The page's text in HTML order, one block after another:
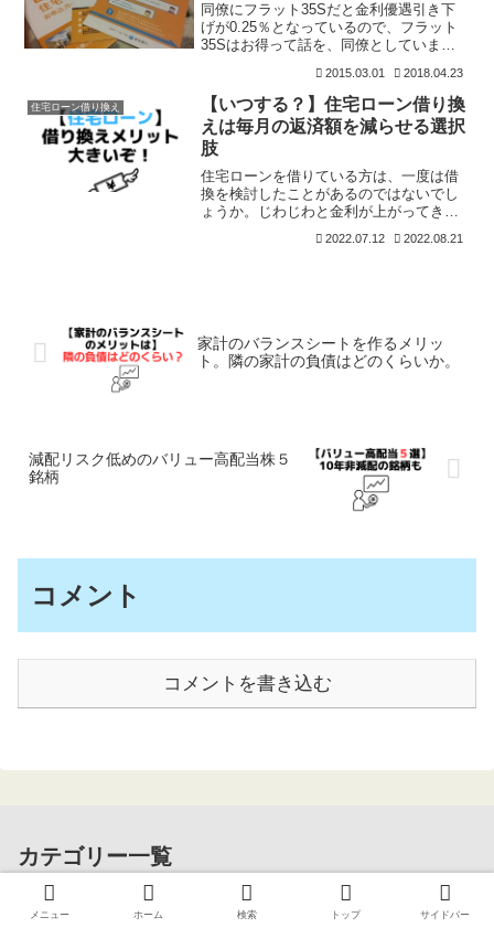
同僚にフラット35Sだと金利優遇引き下
げが0.25％となっているので、フラット
35Sはお得って話を、同僚としていまし
きるのかな？」って聞かれたので、ちょ
っと調べてみました。フラット35も含め
て、住宅ロー
2015.03.01 2018.04.23
住宅ローン借り換え
【いつする？】住宅ローン借り換
えは毎月の返済額を減らせる選択
肢
住宅ローンを借りている方は、一度は借
換を検討したことがあるのではないでし
ょうか。じわじわと金利が上がってきて
ゃないか・・・という気持ちもよぎりま
2022.07.12 2022.08.21
家計のバランスシートを作るメリッ
ト。隣の家計の負債はどのくらいか。
減配リスク低めのバリュー高配当株５
銘柄
コメント
コメントを書き込む
カテゴリー一覧
メニュー ホーム 検索 トップ サイドバー